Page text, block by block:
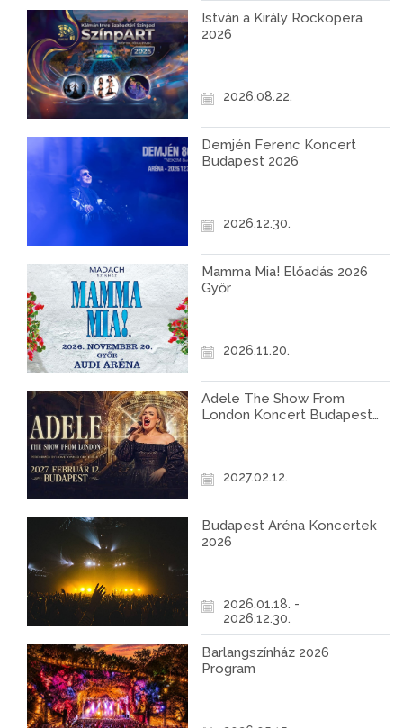
István a Király Rockopera
2026
2026.08.22.
Demjén Ferenc Koncert
Budapest 2026
2026.12.30.
Mamma Mia! Előadás 2026
Győr
2026.11.20.
Adele The Show From
London Koncert Budapest
2027.02.12.
Budapest Aréna Koncertek
2026
2026.01.18. -
2026.12.30.
Barlangszínház 2026
Program